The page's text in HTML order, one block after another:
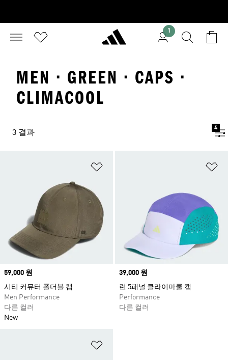
1
MEN · GREEN · CAPS ·
CLIMACOOL
3 결과
4
Price
59,000 원
시티 커뮤터 폴더블 캡
Men Performance
다른 컬러
New
Price
39,000 원
런 5패널 클라이마쿨 캡
Performance
다른 컬러